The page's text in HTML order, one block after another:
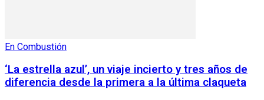
En Combustión
‘La estrella azul’, un viaje incierto y tres años de
diferencia desde la primera a la última claqueta